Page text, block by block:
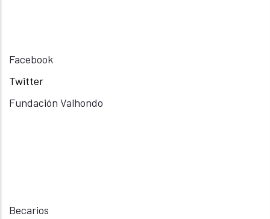
Facebook
Twitter
Fundación Valhondo
Becarios